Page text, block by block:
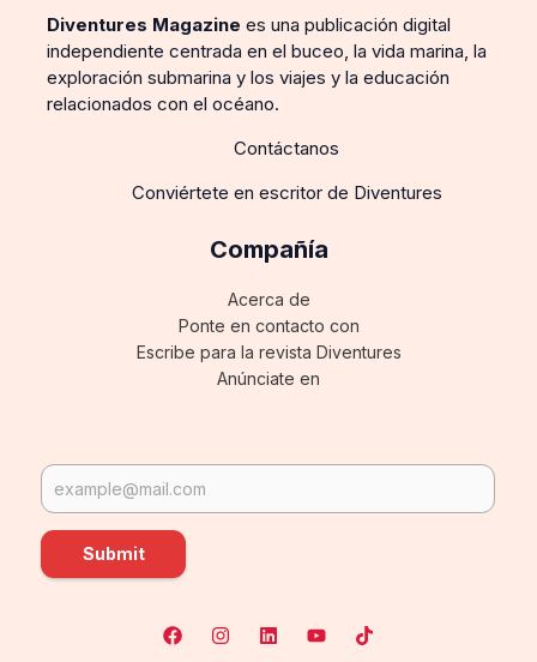
Diventures Magazine es una publicación digital
independiente centrada en el buceo, la vida marina, la
exploración submarina y los viajes y la educación
relacionados con el océano.
Contáctanos
Conviértete en escritor de Diventures
Compañía
Acerca de
Ponte en contacto con
Escribe para la revista Diventures
Anúnciate en
Submit